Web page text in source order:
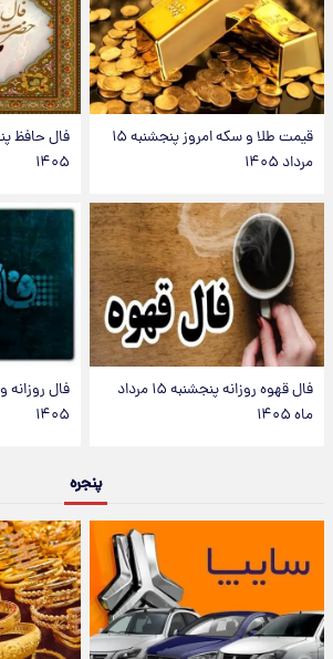
قیمت طلا و سکه امروز پنجشنبه ۱۵
مرداد ۱۴۰۵
۱۴۰۵
فال قهوه روزانه پنجشنبه ۱۵ مرداد
ماه ۱۴۰۵
۱۴۰۵
پنجره